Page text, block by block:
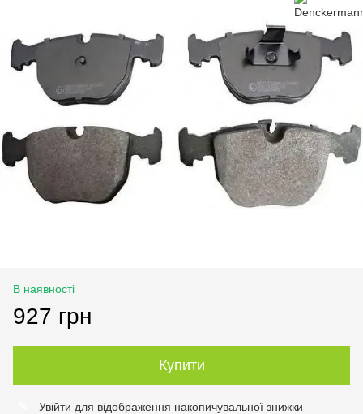
В наявності
927 грн
Купити
Увійти для відображення накопичувальної знижки